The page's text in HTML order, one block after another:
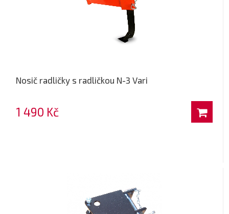
Nosič radličky s radličkou N-3 Vari
1 490 Kč